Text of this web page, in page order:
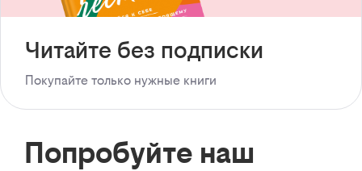
Читайте без подписки
Покупайте только нужные книги
Попробуйте наш